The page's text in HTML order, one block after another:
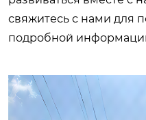
свяжитесь с нами для
подробной